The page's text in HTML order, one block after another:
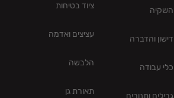
השקיה
דישון והדברה
כלי עבודה
ציוד בטיחות
עציצים ואדמה
הלבשה
תאורת גן